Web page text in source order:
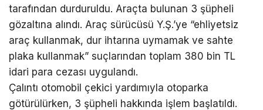
tarafından durduruldu. Araçta bulunan 3 şüpheli
gözaltına alındı. Araç sürücüsü Y.Ş.’ye “ehliyetsiz
araç kullanmak, dur ihtarına uymamak ve sahte
plaka kullanmak” suçlarından toplam 380 bin TL
idari para cezası uygulandı.
Çalıntı otomobil çekici yardımıyla otoparka
götürülürken, 3 şüpheli hakkında işlem başlatıldı.